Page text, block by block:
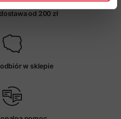
od 200 zł
w sklepie